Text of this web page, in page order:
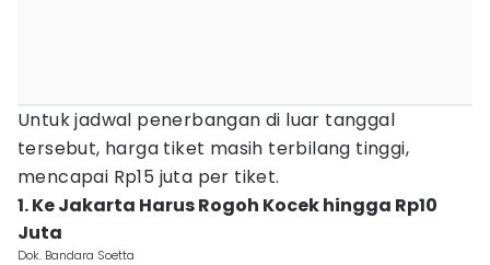
Untuk jadwal penerbangan di luar tanggal
tersebut, harga tiket masih terbilang tinggi,
mencapai Rp15 juta per tiket.
1. Ke Jakarta Harus Rogoh Kocek hingga Rp10
Juta
Dok. Bandara Soetta